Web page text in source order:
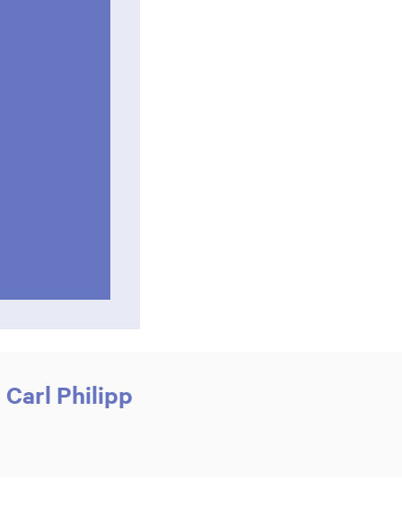
Philipp